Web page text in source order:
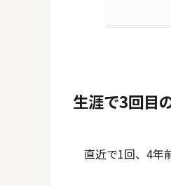
生涯で3回目
直近で1回、4年